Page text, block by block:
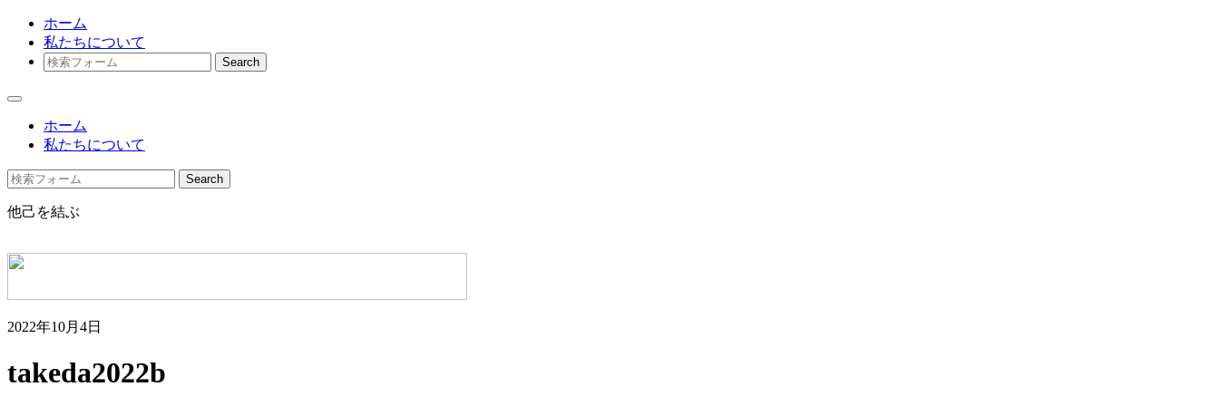
ホーム
私たちについて
Search
ホーム
私たちについて
Search
他己を結ぶ
2022年10月4日
takeda2022b